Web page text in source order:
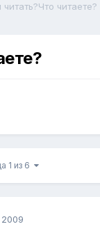
читаете?
1 из 6